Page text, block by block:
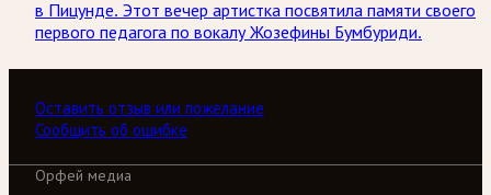
в Пицунде. Этот вечер артистка посвятила памяти своего
первого педагога по вокалу Жозефины Бумбуриди.
Оставить отзыв или пожелание
Сообщить об ошибке
Орфей медиа